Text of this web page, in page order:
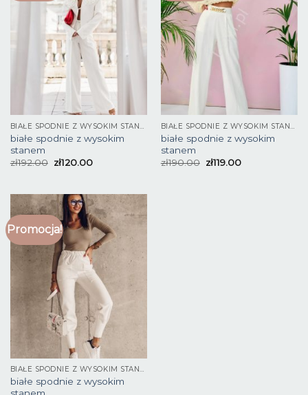
BIAŁE SPODNIE Z WYSOKIM STANEM
białe spodnie z wysokim
stanem
zł192.00 zł120.00
BIAŁE SPODNIE Z WYSOKIM STANEM
białe spodnie z wysokim
stanem
zł190.00 zł119.00
Promocja!
BIAŁE SPODNIE Z WYSOKIM STANEM
białe spodnie z wysokim
stanem